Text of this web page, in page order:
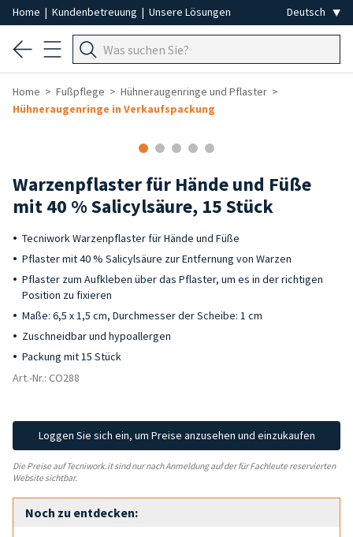
Home | Kundenbetreuung | Unsere Lösungen
Home Fußpflege
Hühneraugenringe und Pflaster
Hühneraugenringe in Verkaufspackung
Warzenpflaster für Hände und Füße
mit 40 % Salicylsäure, 15 Stück
Tecniwork Warzenpflaster für Hände und Füße
Pflaster mit 40 % Salicylsäure zur Entfernung von Warzen
Pflaster zum Aufkleben über das Pflaster, um es in der richtigen
Position zu fixieren
Maße: 6,5 x 1,5 cm, Durchmesser der Scheibe: 1 cm
Zuschneidbar und hypoallergen
Packung mit 15 Stück
Art.-Nr.: CO288
Loggen Sie sich ein, um Preise anzusehen und einzukaufen
Die Preise auf Tecniwork.it sind nur nach Anmeldung auf der für Fachleute reservierten
Website sichtbar.
Noch zu entdecken: